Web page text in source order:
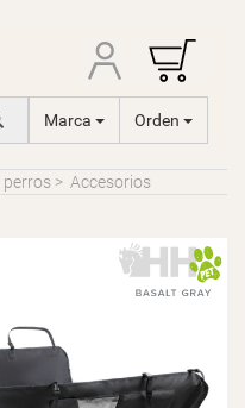
Marca Orden
perros > Accesorios